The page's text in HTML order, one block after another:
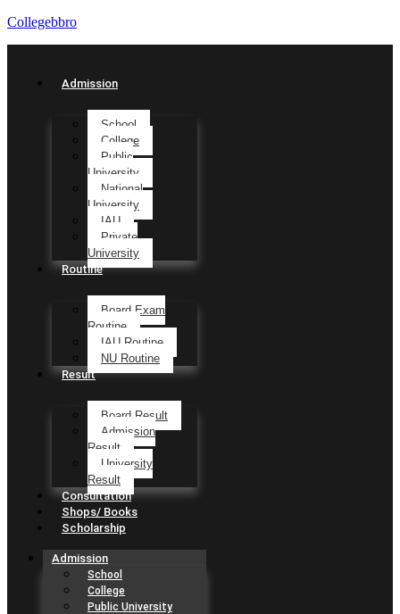
Collegebbro
Admission
School
College
Public
University
National
University
IAU
Private
University
Routine
Board Exam
Routine
IAU Routine
NU Routine
Result
Board Result
Admission
Result
University
Result
Consultation
Shops/ Books
Scholarship
Admission
School
College
Public University